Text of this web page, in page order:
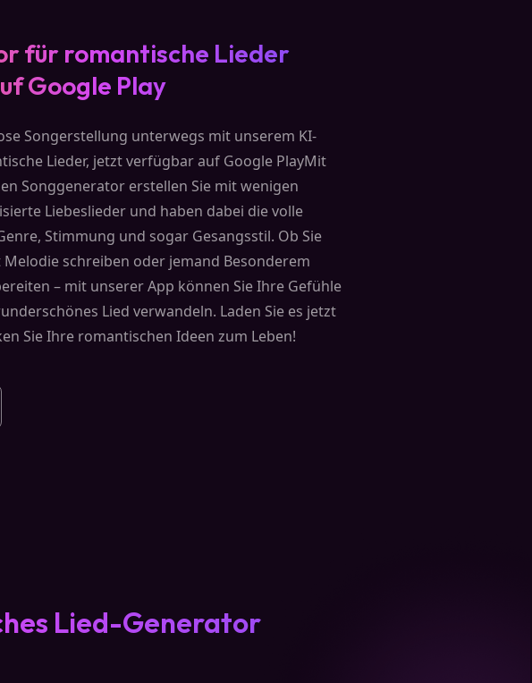
für romantische Lieder
Google Play
Songerstellung unterwegs mit unserem KI-
Lieder, jetzt verfügbar auf Google PlayMit
Songgenerator erstellen Sie mit wenigen
Liebeslieder und haben dabei die volle
Stimmung und sogar Gesangsstil. Ob Sie
schreiben oder jemand Besonderem
– mit unserer App können Sie Ihre Gefühle
Lied verwandeln. Laden Sie es jetzt
Sie Ihre romantischen Ideen zum Leben!
Lied-Generator